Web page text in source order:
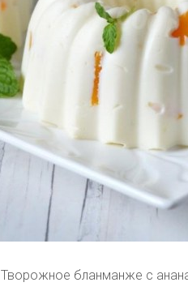
Творожное бланманже с